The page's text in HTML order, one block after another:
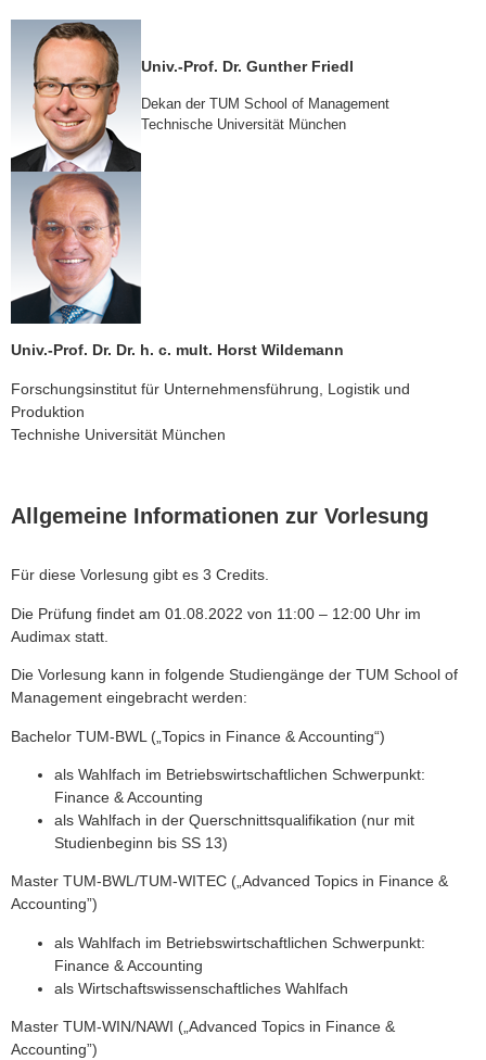
Univ.-Prof. Dr. Gunther Friedl
Dekan der TUM School of Management
Technische Universität München
Univ.-Prof. Dr. Dr. h. c. mult. Horst Wildemann
Forschungsinstitut für Unternehmensführung, Logistik und
Produktion
Technishe Universität München
Allgemeine Informationen zur Vorlesung
Für diese Vorlesung gibt es 3 Credits.
Die Prüfung findet am 01.08.2022 von 11:00 – 12:00 Uhr im
Audimax statt.
Die Vorlesung kann in folgende Studiengänge der TUM School of
Management eingebracht werden:
Bachelor TUM-BWL („Topics in Finance & Accounting“)
als Wahlfach im Betriebswirtschaftlichen Schwerpunkt:
Finance & Accounting
als Wahlfach in der Querschnittsqualifikation (nur mit
Studienbeginn bis SS 13)
Master TUM-BWL/TUM-WITEC („Advanced Topics in Finance &
Accounting”)
als Wahlfach im Betriebswirtschaftlichen Schwerpunkt:
Finance & Accounting
als Wirtschaftswissenschaftliches Wahlfach
Master TUM-WIN/NAWI („Advanced Topics in Finance &
Accounting”)